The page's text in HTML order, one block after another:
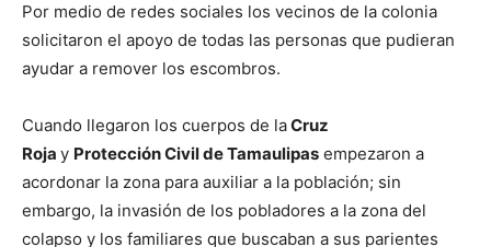
Por medio de redes sociales los vecinos de la colonia
solicitaron el apoyo de todas las personas que pudieran
ayudar a remover los escombros.
Cuando llegaron los cuerpos de laCruz
Roja y Protección Civil de Tamaulipas empezaron a
acordonar la zona para auxiliar a la población; sin
embargo, la invasión de los pobladores a la zona del
colapso y los familiares que buscaban a sus parientes